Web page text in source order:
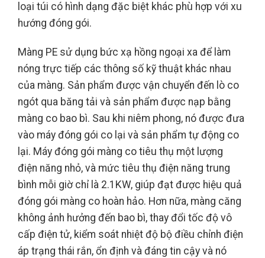
loại túi có hình dạng đặc biệt khác phù hợp với xu
hướng đóng gói.
Màng PE sử dụng bức xạ hồng ngoại xa để làm
nóng trực tiếp các thông số kỹ thuật khác nhau
của màng. Sản phẩm được vận chuyển đến lò co
ngót qua băng tải và sản phẩm được nạp bằng
màng co bao bì. Sau khi niêm phong, nó được đưa
vào máy đóng gói co lại và sản phẩm tự động co
lại. Máy đóng gói màng co tiêu thụ một lượng
điện năng nhỏ, và mức tiêu thụ điện năng trung
bình mỗi giờ chỉ là 2.1KW, giúp đạt được hiệu quả
đóng gói màng co hoàn hảo. Hơn nữa, màng căng
không ảnh hưởng đến bao bì, thay đổi tốc độ vô
cấp điện tử, kiểm soát nhiệt độ bộ điều chỉnh điện
áp trạng thái rắn, ổn định và đáng tin cậy và nó